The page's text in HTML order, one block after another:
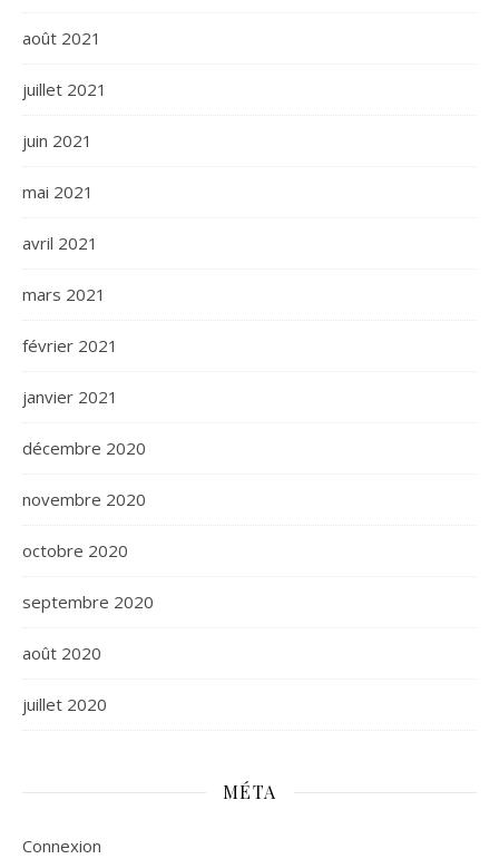
août 2021
juillet 2021
juin 2021
mai 2021
avril 2021
mars 2021
février 2021
janvier 2021
décembre 2020
novembre 2020
octobre 2020
septembre 2020
août 2020
juillet 2020
MÉTA
Connexion